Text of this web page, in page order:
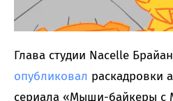
Глава студии Nacelle
опубликовал раскадровки
сериала «Мыши-байкеры с